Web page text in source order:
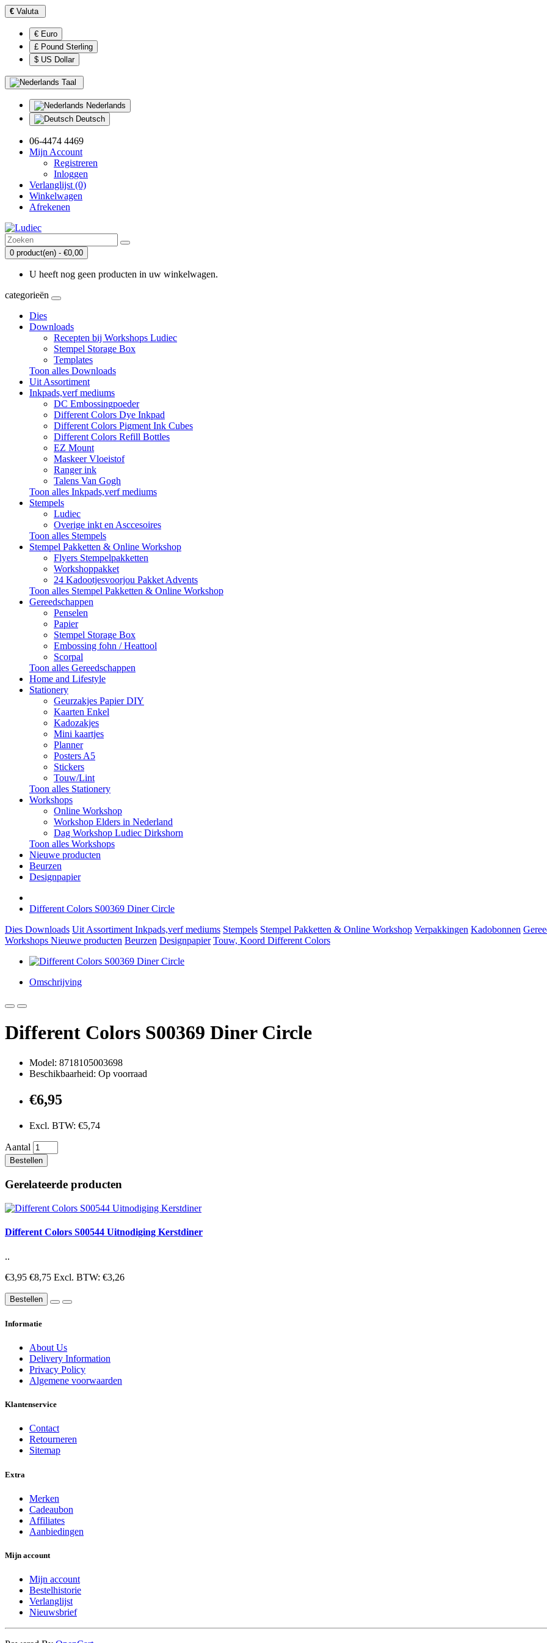
€ Valuta
€ Euro
£ Pound Sterling
$ US Dollar
Taal
Nederlands
Deutsch
06-4474 4469
Mijn Account
Registreren
Inloggen
Verlanglijst (0)
Winkelwagen
Afrekenen
0 product(en) - €0,00
U heeft nog geen producten in uw winkelwagen.
categorieën
Dies
Downloads
Recepten bij Workshops Ludiec
Stempel Storage Box
Templates
Toon alles Downloads
Uit Assortiment
Inkpads,verf mediums
DC Embossingpoeder
Different Colors Dye Inkpad
Different Colors Pigment Ink Cubes
Different Colors Refill Bottles
EZ Mount
Maskeer Vloeistof
Ranger ink
Talens Van Gogh
Toon alles Inkpads,verf mediums
Stempels
Ludiec
Overige inkt en Asccesoires
Toon alles Stempels
Stempel Pakketten & Online Workshop
Flyers Stempelpakketten
Workshoppakket
24 Kadootjesvoorjou Pakket Advents
Toon alles Stempel Pakketten & Online Workshop
Gereedschappen
Penselen
Papier
Stempel Storage Box
Embossing fohn / Heattool
Scorpal
Toon alles Gereedschappen
Home and Lifestyle
Stationery
Geurzakjes Papier DIY
Kaarten Enkel
Kadozakjes
Mini kaartjes
Planner
Posters A5
Stickers
Touw/Lint
Toon alles Stationery
Workshops
Online Workshop
Workshop Elders in Nederland
Dag Workshop Ludiec Dirkshorn
Toon alles Workshops
Nieuwe producten
Beurzen
Designpapier
Different Colors S00369 Diner Circle
Dies Downloads Uit Assortiment Inkpads,verf mediums Stempels Stempel Pakketten & Online Workshop Verpakkingen Kadobonnen
Workshops Nieuwe producten Beurzen Designpapier Touw, Koord Different Colors
Omschrijving
Different Colors S00369 Diner Circle
Model: 8718105003698
Beschikbaarheid: Op voorraad
€6,95
Excl. BTW: €5,74
Aantal
Bestellen
Gerelateerde producten
Different Colors S00544 Uitnodiging Kerstdiner
..
€3,95 €8,75 Excl. BTW: €3,26
Bestellen
Informatie
About Us
Delivery Information
Privacy Policy
Algemene voorwaarden
Klantenservice
Contact
Retourneren
Sitemap
Extra
Merken
Cadeaubon
Affiliates
Aanbiedingen
Mijn account
Mijn account
Bestelhistorie
Verlanglijst
Nieuwsbrief